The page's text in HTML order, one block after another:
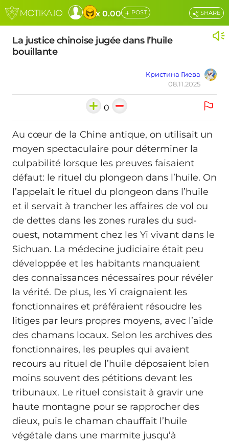
x 0.00 + POST
La justice chinoise jugée dans l’huile
bouillante
Кристина Гиева
08.11.2025
SHARE
0
Au cœur de la Chine antique, on utilisait un
moyen spectaculaire pour déterminer la
culpabilité lorsque les preuves faisaient
défaut: le rituel du plongeon dans l’huile. On
l’appelait le rituel du plongeon dans l’huile
et il servait à trancher les affaires de vol ou
de dettes dans les zones rurales du sud-
ouest, notamment chez les Yi vivant dans le
Sichuan. La médecine judiciaire était peu
développée et les habitants manquaient
des connaissances nécessaires pour révéler
la vérité. De plus, les Yi craignaient les
fonctionnaires et préféraient résoudre les
litiges par leurs propres moyens, avec l’aide
des chamans locaux. Selon les archives des
fonctionnaires, les peuples qui avaient
recours au rituel de l’huile déposaient bien
moins souvent des pétitions devant les
tribunaux. Le rituel consistait à gravir une
haute montagne pour se rapprocher des
dieux, puis le chaman chauffait l’huile
végétale dans une marmite jusqu’à